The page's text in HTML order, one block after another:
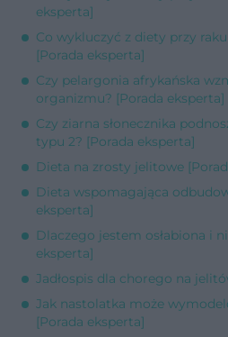
eksperta]
Co wykluczyć z diety przy
[Porada eksperta]
Czy pelargonia afrykańska
organizmu? [Porada eksperta]
Czy ziarna słonecznika
typu 2? [Porada eksperta]
Dieta na zrosty jelitowe
Dieta wspomagająca
eksperta]
Dlaczego jestem osłabiona i
eksperta]
Jadłospis dla chorego na
Jak nastolatka może
[Porada eksperta]